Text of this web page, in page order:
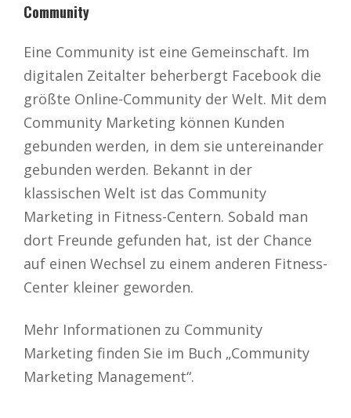
Community
Eine Community ist eine Gemeinschaft. Im
digitalen Zeitalter beherbergt Facebook die
größte Online-Community der Welt. Mit dem
Community Marketing können Kunden
gebunden werden, in dem sie untereinander
gebunden werden. Bekannt in der
klassischen Welt ist das Community
Marketing in Fitness-Centern. Sobald man
dort Freunde gefunden hat, ist der Chance
auf einen Wechsel zu einem anderen Fitness-
Center kleiner geworden.
Mehr Informationen zu Community
Marketing finden Sie im Buch „Community
Marketing Management“.